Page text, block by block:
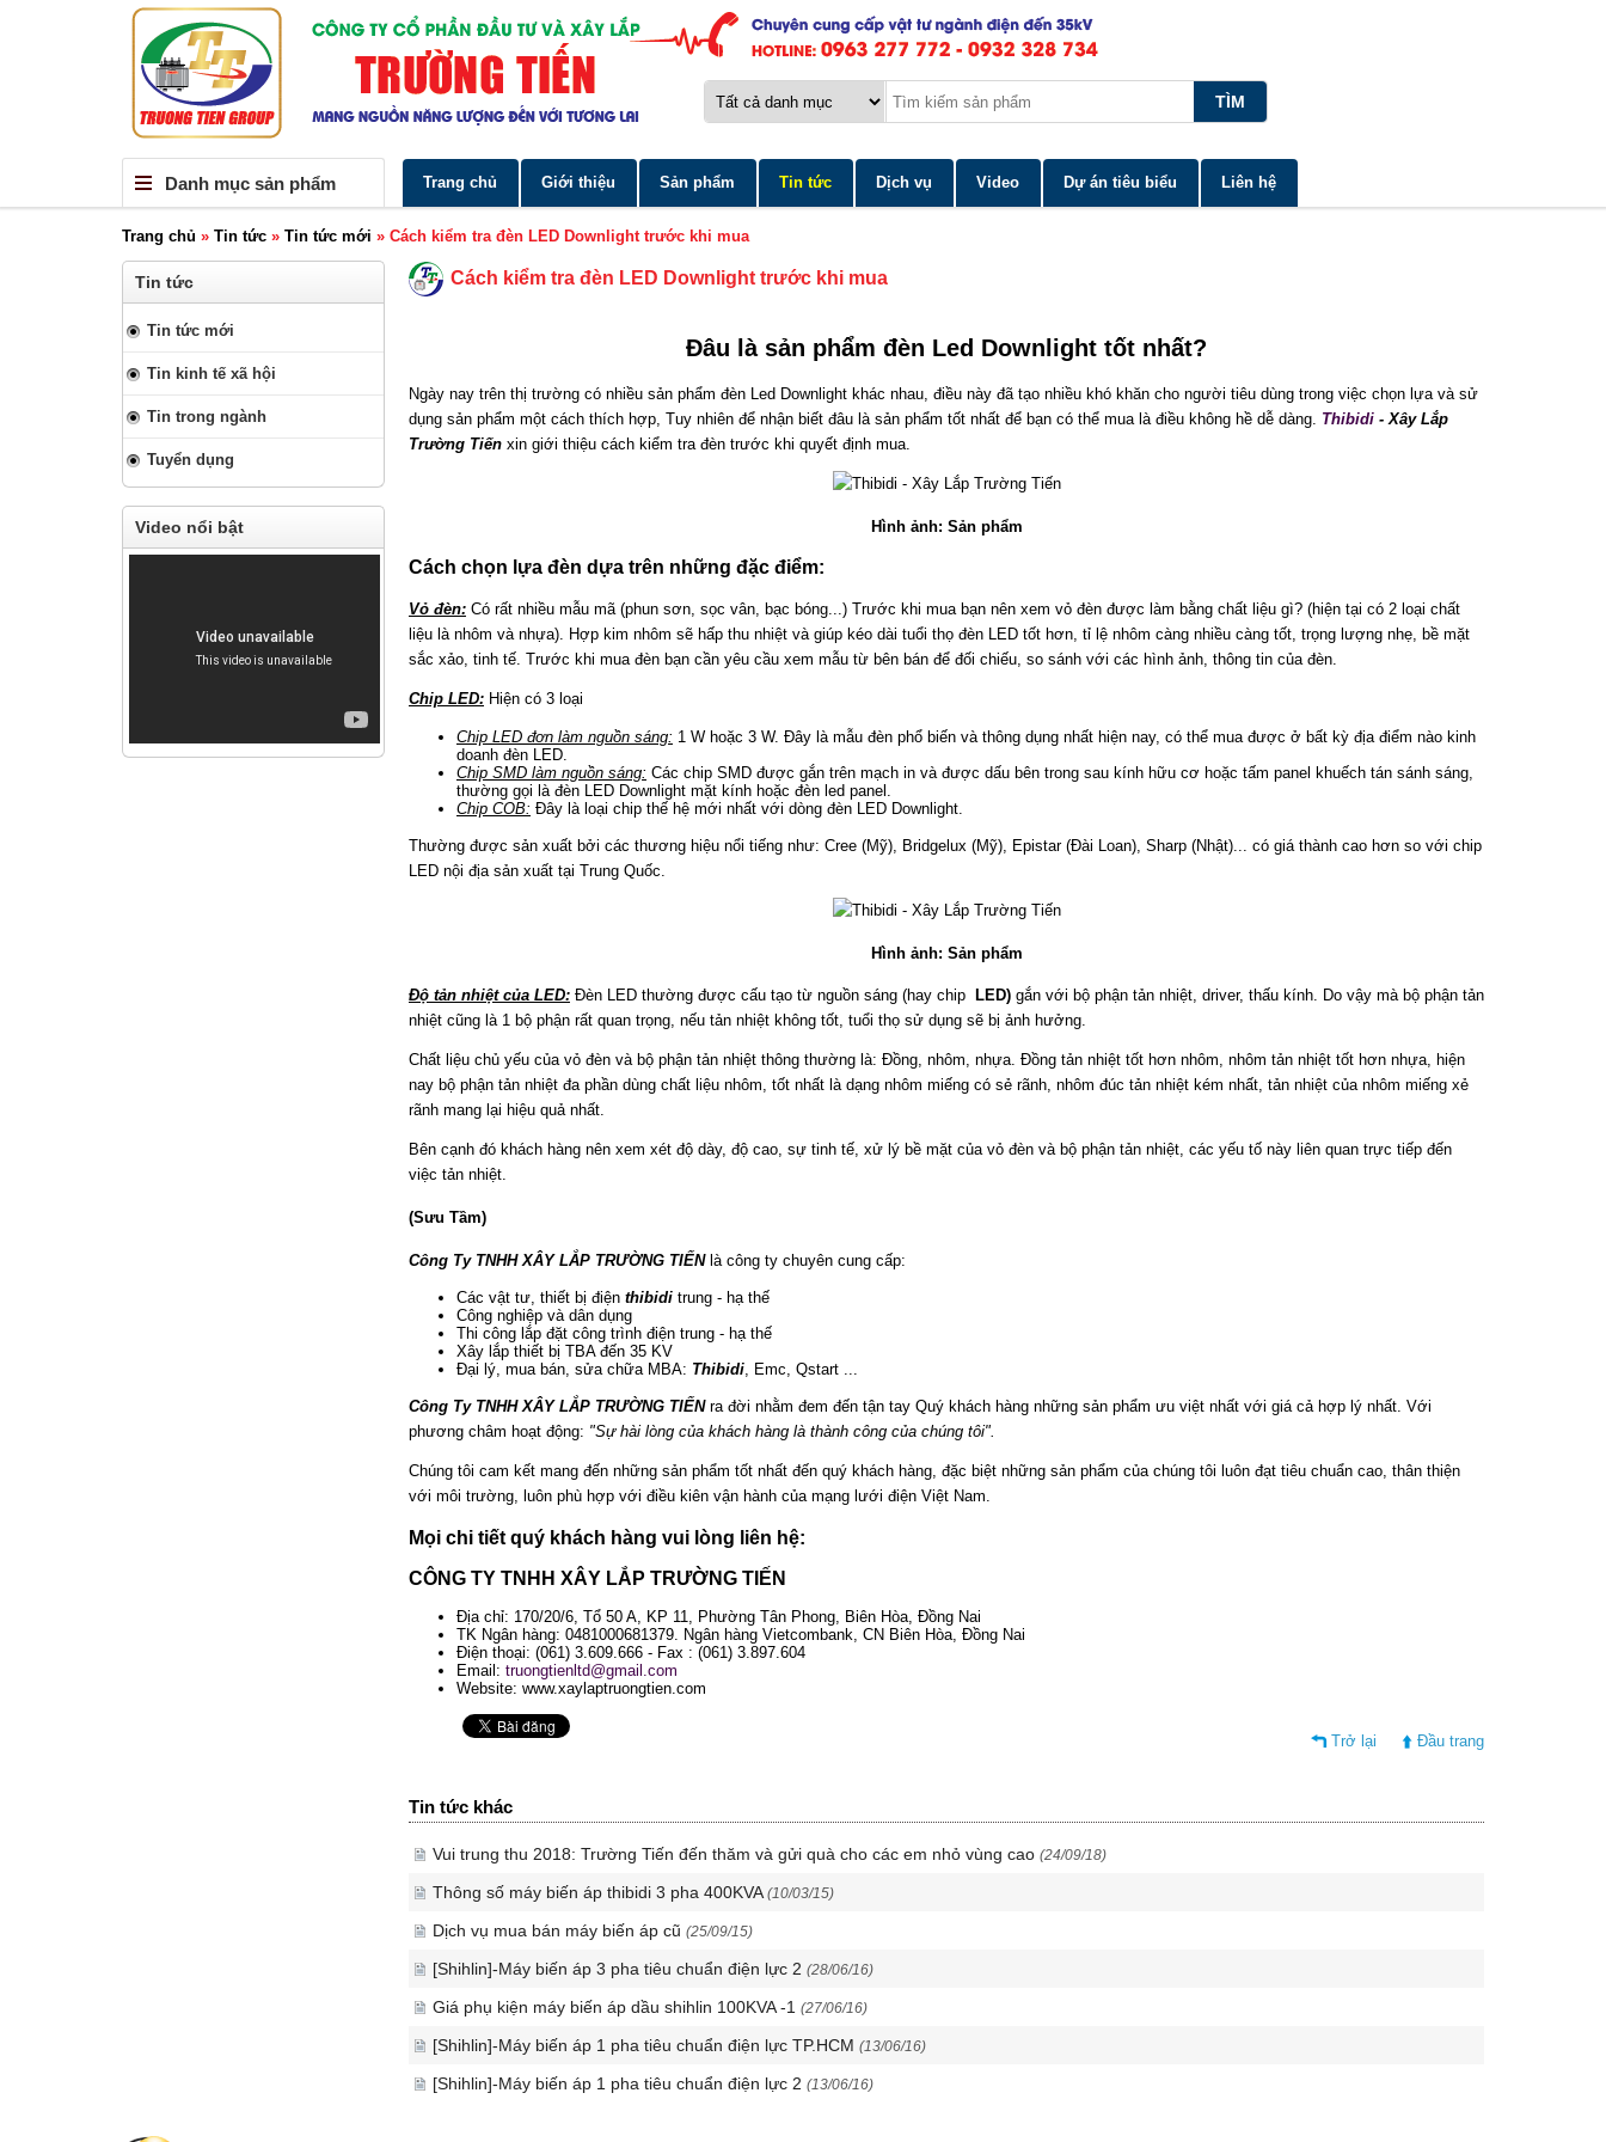
Danh mục sản phẩm Trang chủ Giới thiệu Sản phẩm Tin tức Dịch vụ Video Dự án tiêu biểu Liên hệ
Trang chủ » Tin tức » Tin tức mới » Cách kiểm tra đèn LED Downlight trước khi mua
Tin tức
Tin tức mới
Tin kinh tế xã hội
Tin trong ngành
Tuyển dụng
Video nổi bật
Cách kiểm tra đèn LED Downlight trước khi mua
Đâu là sản phẩm đèn Led Downlight tốt nhất?
Ngày nay trên thị trường có nhiều sản phẩm đèn Led Downlight khác nhau, điều này đã tạo nhiều khó khăn cho người tiêu dùng trong việc chọn lựa và sử
dụng sản phẩm một cách thích hợp, Tuy nhiên để nhận biết đâu là sản phẩm tốt nhất để bạn có thể mua là điều không hề dễ dàng. Thibidi - Xây Lắp
Trường Tiến xin giới thiệu cách kiểm tra đèn trước khi quyết định mua.
Hình ảnh: Sản phẩm
Cách chọn lựa đèn dựa trên những đặc điểm:
Vỏ đèn: Có rất nhiều mẫu mã (phun sơn, sọc vân, bạc bóng...) Trước khi mua bạn nên xem vỏ đèn được làm bằng chất liệu gì? (hiện tại có 2 loại chất
liệu là nhôm và nhựa). Hợp kim nhôm sẽ hấp thu nhiệt và giúp kéo dài tuổi thọ đèn LED tốt hơn, tỉ lệ nhôm càng nhiều càng tốt, trọng lượng nhẹ, bề mặt
sắc xảo, tinh tế. Trước khi mua đèn bạn cần yêu cầu xem mẫu từ bên bán để đối chiếu, so sánh với các hình ảnh, thông tin của đèn.
Chip LED: Hiện có 3 loại
Chip LED đơn làm nguồn sáng: 1 W hoặc 3 W. Đây là mẫu đèn phổ biến và thông dụng nhất hiện nay, có thể mua được ở bất kỳ địa điểm nào kinh
doanh đèn LED.
Chip SMD làm nguồn sáng: Các chip SMD được gắn trên mạch in và được dấu bên trong sau kính hữu cơ hoặc tấm panel khuếch tán sánh sáng,
thường gọi là đèn LED Downlight mặt kính hoặc đèn led panel.
Chip COB: Đây là loại chip thế hệ mới nhất với dòng đèn LED Downlight.
Thường được sản xuất bởi các thương hiệu nổi tiếng như: Cree (Mỹ), Bridgelux (Mỹ), Epistar (Đài Loan), Sharp (Nhật)... có giá thành cao hơn so với chip
LED nội địa sản xuất tại Trung Quốc.
Hình ảnh: Sản phẩm
Độ tản nhiệt của LED: Đèn LED thường được cấu tạo từ nguồn sáng (hay chip LED) gắn với bộ phận tản nhiệt, driver, thấu kính. Do vậy mà bộ phận tản
nhiệt cũng là 1 bộ phận rất quan trọng, nếu tản nhiệt không tốt, tuổi thọ sử dụng sẽ bị ảnh hưởng.
Chất liệu chủ yếu của vỏ đèn và bộ phận tản nhiệt thông thường là: Đồng, nhôm, nhựa. Đồng tản nhiệt tốt hơn nhôm, nhôm tản nhiệt tốt hơn nhựa, hiện
nay bộ phận tản nhiệt đa phần dùng chất liệu nhôm, tốt nhất là dạng nhôm miếng có sẻ rãnh, nhôm đúc tản nhiệt kém nhất, tản nhiệt của nhôm miếng xẻ
rãnh mang lại hiệu quả nhất.
Bên cạnh đó khách hàng nên xem xét độ dày, độ cao, sự tinh tế, xử lý bề mặt của vỏ đèn và bộ phận tản nhiệt, các yếu tố này liên quan trực tiếp đến
việc tản nhiệt.
(Sưu Tầm)
Công Ty TNHH XÂY LẮP TRƯỜNG TIẾNlà công ty chuyên cung cấp:
Các vật tư, thiết bị điện thibidi trung - hạ thế
Công nghiệp và dân dụng
Thi công lắp đặt công trình điện trung - hạ thế
Xây lắp thiết bị TBA đến 35 KV
Đại lý, mua bán, sửa chữa MBA: Thibidi, Emc, Qstart ...
Công Ty TNHH XÂY LẮP TRƯỜNG TIẾNra đời nhằm đem đến tận tay Quý khách hàng những sản phẩm ưu việt nhất với giá cả hợp lý nhất. Với
phương châm hoạt động: "Sự hài lòng của khách hàng là thành công của chúng tôi".
Chúng tôi cam kết mang đến những sản phẩm tốt nhất đến quý khách hàng, đặc biệt những sản phẩm của chúng tôi luôn đạt tiêu chuẩn cao, thân thiện
với môi trường, luôn phù hợp với điều kiên vận hành của mạng lưới điện Việt Nam.
Mọi chi tiết quý khách hàng vui lòng liên hệ:
CÔNG TY TNHH XÂY LẮP TRƯỜNG TIẾN
Địa chỉ: 170/20/6, Tổ 50 A, KP 11, Phường Tân Phong, Biên Hòa, Đồng Nai
TK Ngân hàng: 0481000681379. Ngân hàng Vietcombank, CN Biên Hòa, Đồng Nai
Điện thoại: (061) 3.609.666 - Fax : (061) 3.897.604
Email: truongtienltd@gmail.com
Website: www.xaylaptruongtien.com
Trở lại Đầu trang
Tin tức khác
Vui trung thu 2018: Trường Tiến đến thăm và gửi quà cho các em nhỏ vùng cao (24/09/18)
Thông số máy biến áp thibidi 3 pha 400KVA (10/03/15)
Dịch vụ mua bán máy biến áp cũ (25/09/15)
[Shihlin]-Máy biến áp 3 pha tiêu chuẩn điện lực 2 (28/06/16)
Giá phụ kiện máy biến áp dầu shihlin 100KVA -1 (27/06/16)
[Shihlin]-Máy biến áp 1 pha tiêu chuẩn điện lực TP.HCM (13/06/16)
[Shihlin]-Máy biến áp 1 pha tiêu chuẩn điện lực 2 (13/06/16)